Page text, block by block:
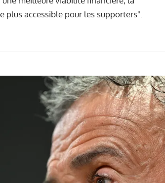
plus accessible pour les supporters".